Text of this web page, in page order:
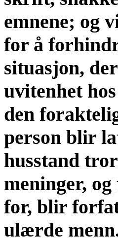
emnene; og
for å
situasjon,
uvitenhet
den
person blir
husstand
meninger,
for, blir
ulærde